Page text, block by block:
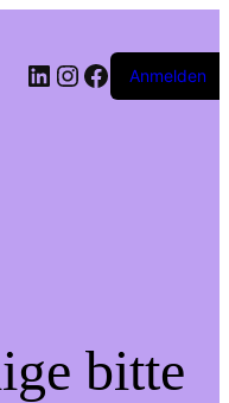
LinkedIn
Instagram
Facebook
Anmelden
bitte